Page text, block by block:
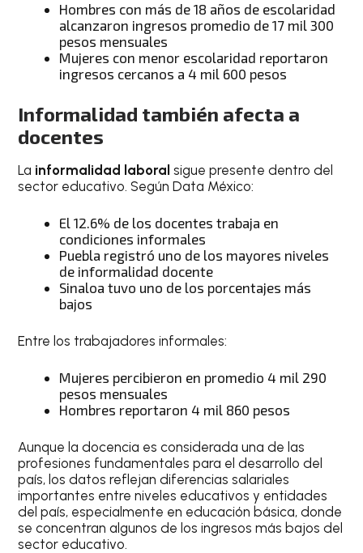
Hombres con más de 18 años de escolaridad
alcanzaron ingresos promedio de 17 mil 300
pesos mensuales
Mujeres con menor escolaridad reportaron
ingresos cercanos a 4 mil 600 pesos
Informalidad también afecta a
docentes
La informalidad laboral sigue presente dentro del
sector educativo. Según Data México:
El 12.6% de los docentes trabaja en
condiciones informales
Puebla registró uno de los mayores niveles
de informalidad docente
Sinaloa tuvo uno de los porcentajes más
bajos
Entre los trabajadores informales:
Mujeres percibieron en promedio 4 mil 290
pesos mensuales
Hombres reportaron 4 mil 860 pesos
Aunque la docencia es considerada una de las
profesiones fundamentales para el desarrollo del
país, los datos reflejan diferencias salariales
importantes entre niveles educativos y entidades
del país, especialmente en educación básica, donde
se concentran algunos de los ingresos más bajos del
sector educativo.